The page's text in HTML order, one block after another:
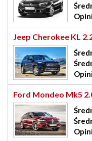
Jeep Cherokee KL
(200KM)
Ford Mondeo Mk5